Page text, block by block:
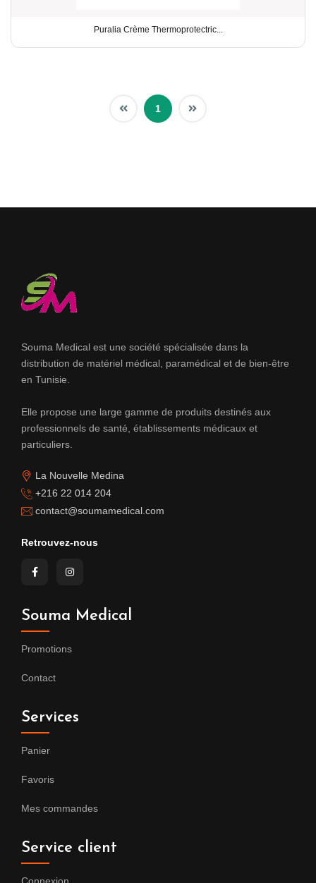
Puralia Crème Thermoprotectric...
1
Souma Medical est une société spécialisée dans la
distribution de matériel médical, paramédical et de bien-être
en Tunisie.
Elle propose une large gamme de produits destinés aux
professionnels de santé, établissements médicaux et
particuliers.
La Nouvelle Medina
+216 22 014 204
contact@soumamedical.com
Retrouvez-nous
Souma Medical
Promotions
Contact
Services
Panier
Favoris
Mes commandes
Service client